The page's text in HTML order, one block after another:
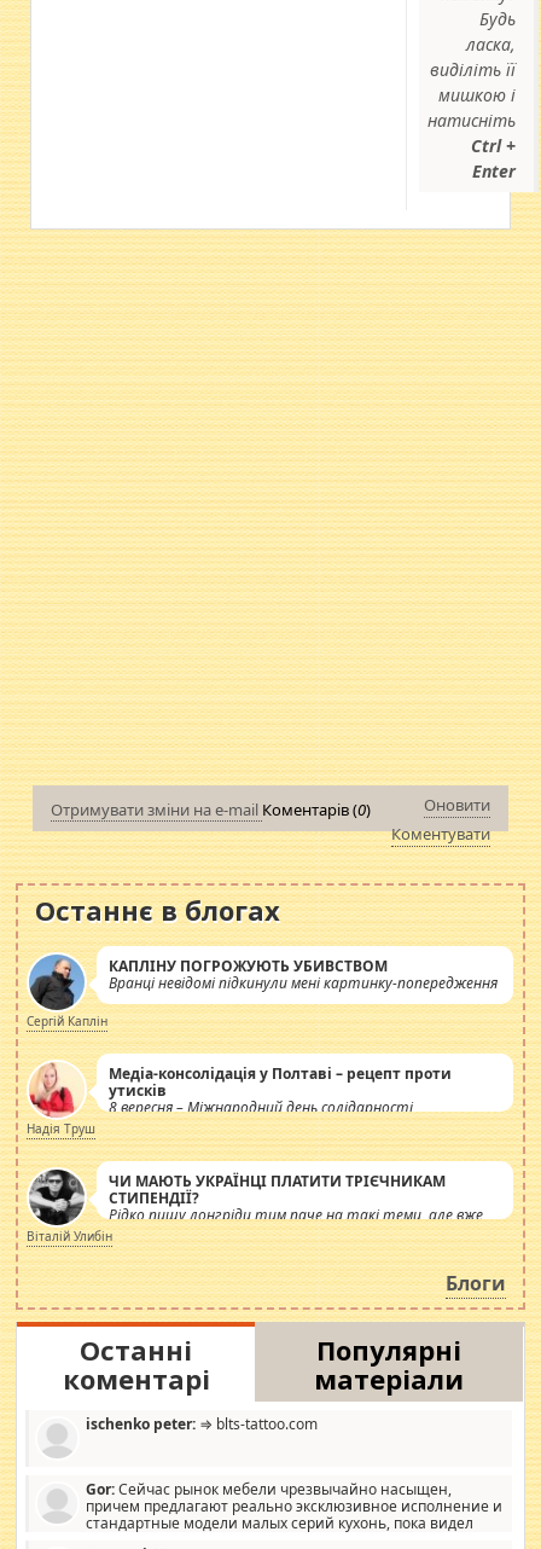
Будь
ласка,
виділіть її
мишкою і
натисніть
Ctrl +
Enter
Отримувати зміни на e-mail Коментарів (0)
Оновити
Коментувати
Останнє в блогах
КАПЛІНУ ПОГРОЖУЮТЬ УБИВСТВОМ
Вранці невідомі підкинули мені картинку-попередження
Сергій Каплін
Медіа-консолідація у Полтаві – рецепт проти
утисків
8 вересня – Міжнародний день солідарності
журналістів.
Надія Труш
ЧИ МАЮТЬ УКРАЇНЦІ ПЛАТИТИ ТРІЄЧНИКАМ
СТИПЕНДІЇ?
Рідко пишу лонгріди тим паче на такі теми, але вже
просто дістало! Обурюють сьогоднішні інсенуації
навколо стипендіального питання. Штучно
роздувається ще одна соціальна катастрофа.
Віталій Улибін
Блоги
Останні
коментарі
Популярні
матеріали
ischenko peter: ⇒ blts-tattoo.com
Gor:Сейчас рынок мебели чрезвычайно насыщен,
причем предлагают реально эксклюзивное исполнение и
стандартные модели малых серий кухонь, пока видел